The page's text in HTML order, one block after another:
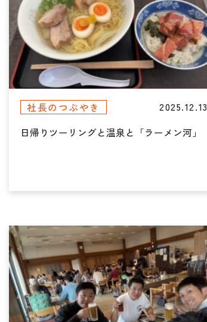
社長のつぶやき
2025.12.13
日帰りツーリングと温泉と「ラーメン河」